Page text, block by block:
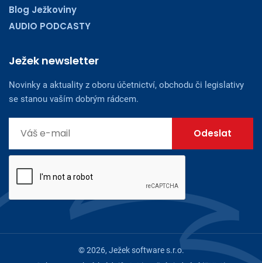
Blog Ježkoviny
AUDIO PODCASTY
Ježek newsletter
Novinky a aktuality z oboru účetnictví, obchodu či legislativy
se stanou vaším dobrým rádcem.
© 2026, Ježek software s.r.o.